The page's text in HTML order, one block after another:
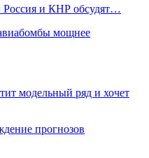
Россия и КНР обсудят…
мощнее
модельный ряд и хочет
прогнозов